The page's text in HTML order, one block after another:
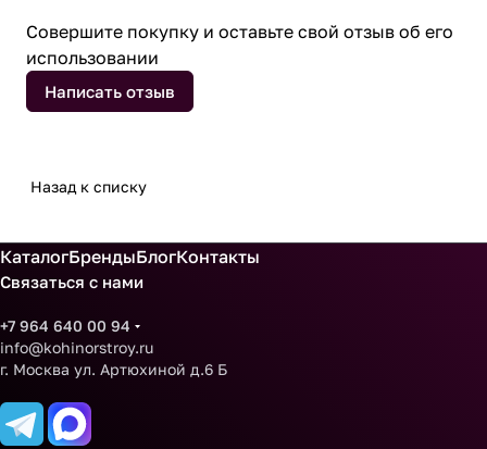
Совершите покупку и оставьте свой отзыв об его
использовании
Написать отзыв
Назад к списку
КаталогБрендыБлогКонтакты
Связаться с нами
+7 964 640 00 94
info@kohinorstroy.ru
г. Москва ул. Артюхиной д.6 Б